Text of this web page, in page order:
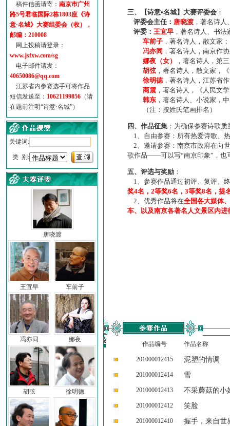
稿件信函请寄： 南京市广州
路5号君临国际2栋1803座《诗
意·名城》大赛组委会（收），
邮编：210008
网上投稿请登录：
www.jsfxw.com/sg
电子邮件请发：
40650086@qq.com
江苏省内参赛选手可将作品
短信发送至： 10621199856 （请
在题前注明“诗意·名城”）
关键词:
类 别:
唐晓渡
王宜早 车前子
冯亦同 娜夜
胡弦 徐明德
三、【诗意•名城】大赛评委会 ：
评委会主任： 唐晓渡 ，著名诗
评委： 王宜早 ，著名诗人、书
车前子 ，著名诗人，散文家；
冯亦同 ，著名诗人，南京作
娜夜（女）
，著名诗人，第
胡弦，著名诗人，散文家，
徐明德，著名诗人，江苏省
商震 ，著名诗人，《人民文
韩东 ，著名诗人、小说家，
（注：按姓氏笔画排名）
四、作品征集 ：为确保参赛诗歌
1、自由参赛：所有热爱诗歌、
2、邀请参赛：南京市政府在向
歌作品——可以写“南京印象”，也
五、评选与奖励 ：
1、参赛作品通过初评、复评、
奖4名，2等奖6名，3等奖8名，提
2、优秀作品将在全国各大媒体
车、以及南京各著名人文景区内进
作品编号 作品名称
201000012415 泥塑的情调
201000012414 雪
201000012413 不采蘑菇的小
201000012412 笑脸
201000012410 握手，来自世